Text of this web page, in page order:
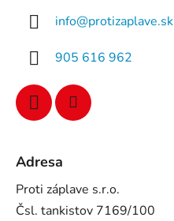
info@protizaplave.sk
905 616 962
Adresa
Proti záplave s.r.o.
Čsl. tankistov 7169/100